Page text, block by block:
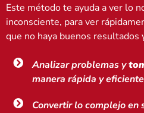
Este método te ayuda a ver lo
inconsciente, para ver
que no haya buenos resultados
Analizar problemas y
manera rápida y
Convertir lo complejo en